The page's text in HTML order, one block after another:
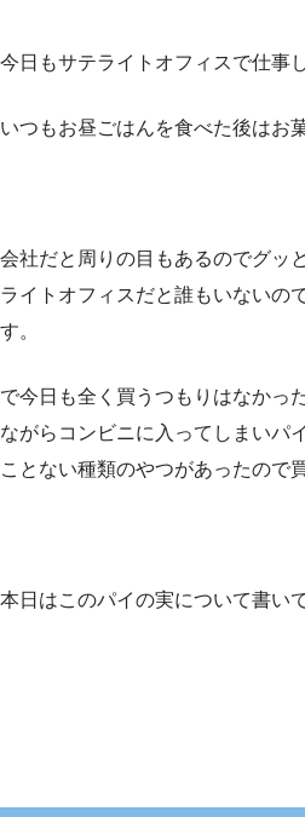
今日もサテライトオフィスで仕事
いつもお昼ごはんを食べた後はお
会社だと周りの目もあるのでグッ
ライトオフィスだと誰もいないの
す。
で今日も全く買うつもりはなかっ
ながらコンビニに入ってしまいパ
ことない種類のやつがあったので
本日はこのパイの実について書い